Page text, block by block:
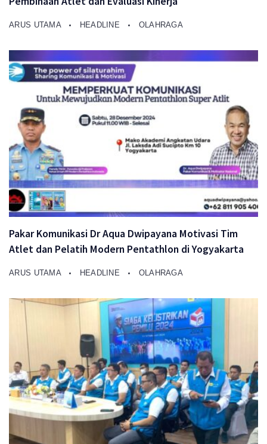
ARUS UTAMA HEADLINE OLAHRAGA
Pakar Komunikasi Dr Aqua Dwipayana Motivasi Tim
Atlet dan Pelatih Modern Pentathlon di Yogyakarta
ARUS UTAMA HEADLINE OLAHRAGA